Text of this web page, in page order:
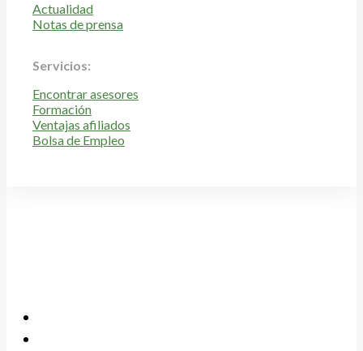
Actualidad
Notas de prensa
Servicios:
Encontrar asesores
Formación
Ventajas afiliados
Bolsa de Empleo